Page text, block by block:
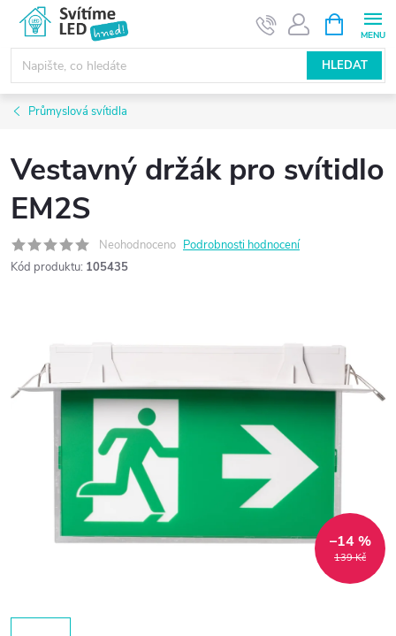
obsah
HLEDAT
NÁKUPNÍ
KOŠÍK
Průmyslová svítidla
Vestavný držák pro svítidlo
EM2S
Neohodnoceno Podrobnosti hodnocení
Kód produktu: 105435
139 Kč
–14 %